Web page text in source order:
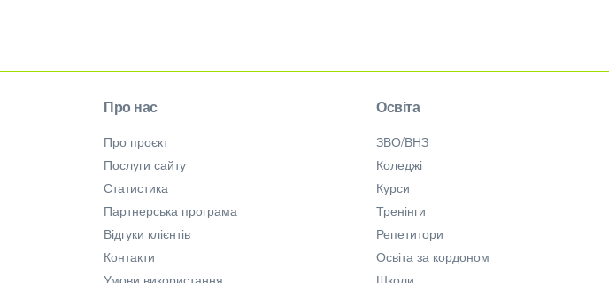
Про нас
Про проєкт
Послуги сайту
Статистика
Партнерська програма
Відгуки клієнтів
Контакти
Освіта
ЗВО/ВНЗ
Коледжі
Курси
Тренінги
Репетитори
Освіта за кордоном